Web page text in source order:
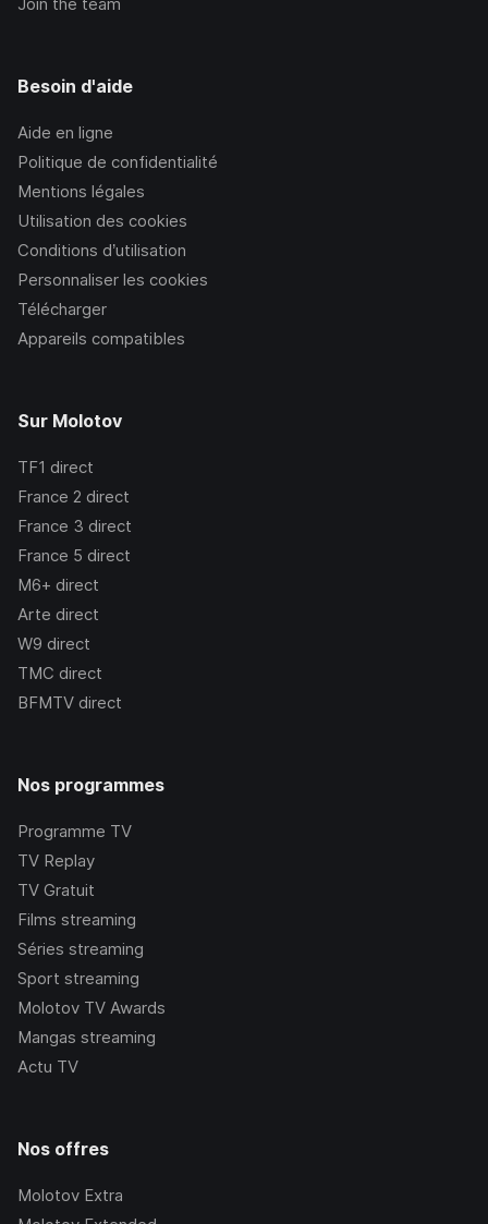
Besoin d'aide
Aide en ligne
Politique de confidentialité
Mentions légales
Utilisation des cookies
Conditions d’utilisation
Personnaliser les cookies
Télécharger
Appareils compatibles
Sur Molotov
TF1 direct
France 2 direct
France 3 direct
France 5 direct
M6+ direct
Arte direct
W9 direct
TMC direct
BFMTV direct
Nos programmes
Programme TV
TV Replay
TV Gratuit
Films streaming
Séries streaming
Sport streaming
Molotov TV Awards
Mangas streaming
Actu TV
Nos offres
Molotov Extra